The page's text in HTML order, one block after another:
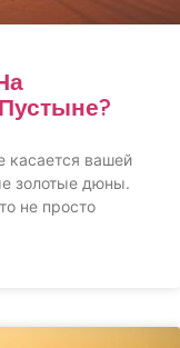
касается вашей
золотые дюны.
не просто